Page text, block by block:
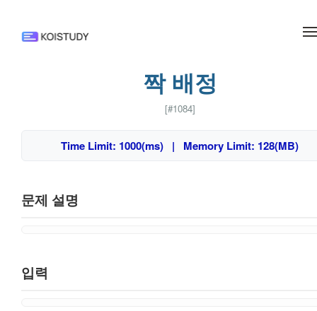
짝 배정
[#1084]
Time Limit: 1000(ms) | Memory Limit: 128(MB)
문제 설명
입력